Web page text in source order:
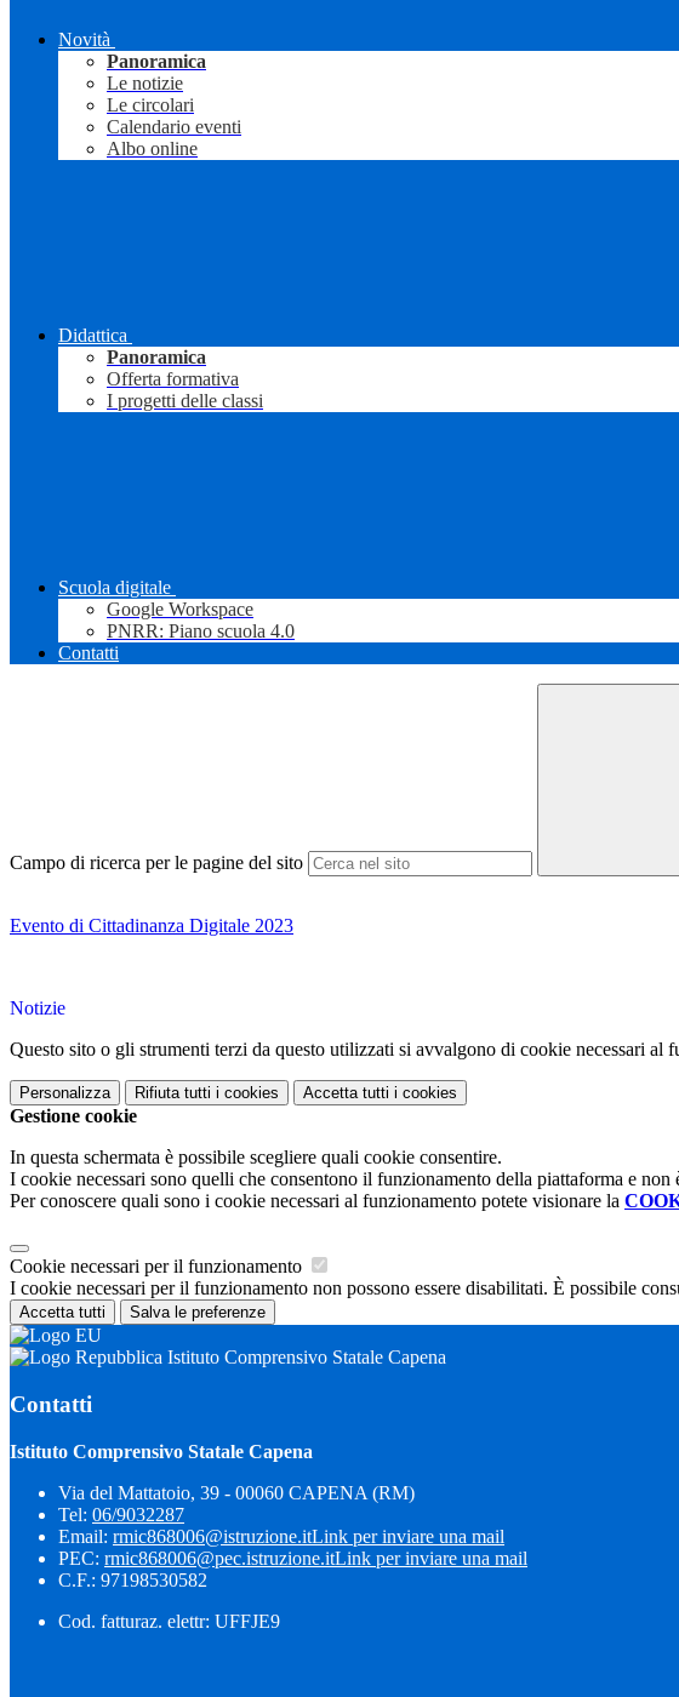
Novità
Panoramica
Le notizie
Le circolari
Calendario eventi
Albo online
Didattica
Panoramica
Offerta formativa
I progetti delle classi
Scuola digitale
Google Workspace
PNRR: Piano scuola 4.0
Contatti
Campo di ricerca per le pagine del sito
Evento di Cittadinanza Digitale 2023
Notizie
Questo sito o gli strumenti terzi da questo utilizzati si avvalgono di cookie necessari al
Personalizza Rifiuta tutti i cookies Accetta tutti i cookies
Gestione cookie
In questa schermata è possibile scegliere quali cookie consentire.
I cookie necessari sono quelli che consentono il funzionamento della piattaforma e non
Per conoscere quali sono i cookie necessari al funzionamento potete visionare la
Cookie necessari per il funzionamento
I cookie necessari per il funzionamento non possono essere disabilitati. È possibile
Accetta tutti Salva le preferenze
Istituto Comprensivo Statale Capena
Contatti
Istituto Comprensivo Statale Capena
Via del Mattatoio, 39 - 00060 CAPENA (RM)
Tel: 06/9032287
Email: rmic868006@istruzione.itLink per inviare una mail
PEC: rmic868006@pec.istruzione.itLink per inviare una mail
C.F.: 97198530582
Cod. fatturaz. elettr: UFFJE9